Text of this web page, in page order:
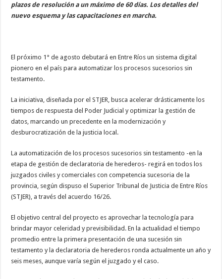
plazos de resolución a un máximo de 60 días. Los detalles del
nuevo esquema y las capacitaciones en marcha.
El próximo 1° de agosto debutará en Entre Ríos un sistema digital
pionero en el país para automatizar los procesos sucesorios sin
testamento.
La iniciativa, diseñada por el STJER, busca acelerar drásticamente los
tiempos de respuesta del Poder Judicial y optimizar la gestión de
datos, marcando un precedente en la modernización y
desburocratización de la justicia local.
La automatización de los procesos sucesorios sin testamento -en la
etapa de gestión de declaratoria de herederos- regirá en todos los
juzgados civiles y comerciales con competencia sucesoria de la
provincia, según dispuso el Superior Tribunal de Justicia de Entre Ríos
(STJER), a través del acuerdo 16/26.
El objetivo central del proyecto es aprovechar la tecnología para
brindar mayor celeridad y previsibilidad. En la actualidad el tiempo
promedio entre la primera presentación de una sucesión sin
testamento y la declaratoria de herederos ronda actualmente un año y
seis meses, aunque varía según el juzgado y el caso.